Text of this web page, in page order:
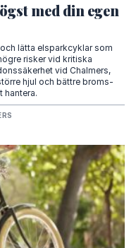
med din egen
lätta elsparkcyklar som
risker vid kritiska
vid Chalmers,
hjul och bättre broms-
hantera.